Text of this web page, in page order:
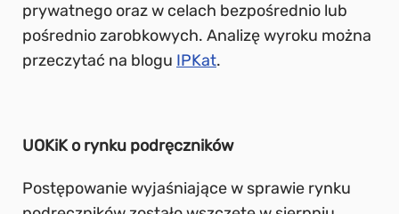
prywatnego oraz w celach bezpośrednio lub
pośrednio zarobkowych. Analizę wyroku można
przeczytać na blogu IPKat.
UOKiK o rynku podręczników
Postępowanie wyjaśniające w sprawie rynku